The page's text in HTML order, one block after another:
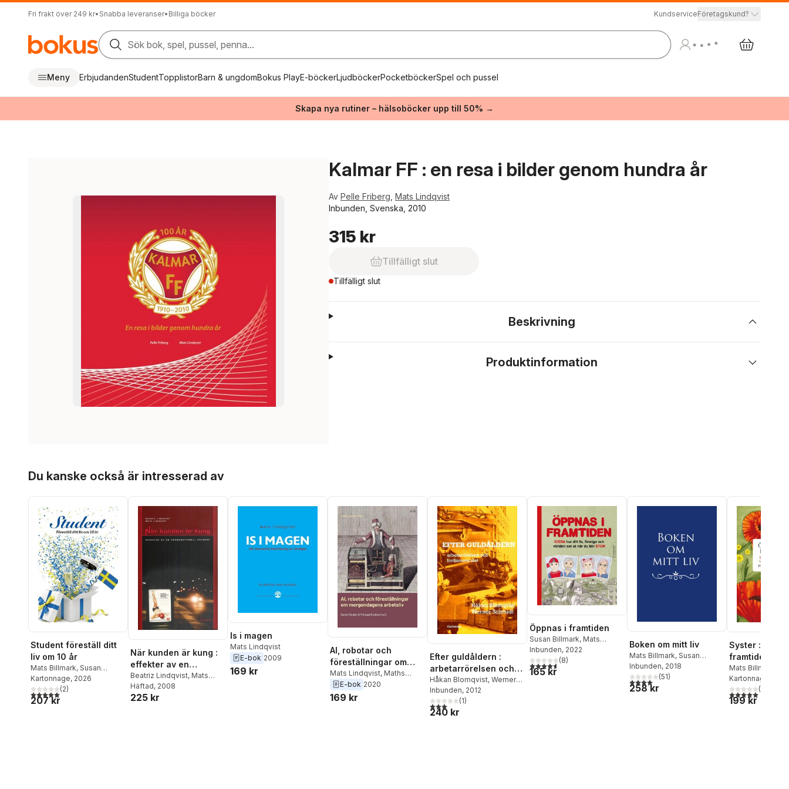
Fri frakt över 249 kr• Snabba leveranser• Billiga böcker KundserviceFöretagskund?
Sök bok, spel, pussel, penna...
Meny ErbjudandenStudentTopplistorBarn & ungdomBokus PlayE-böckerLjudböckerPocketböckerSpel och pussel
Skapa nya rutiner – hälsoböcker upp till 50% →
Kalmar FF : en resa i bilder genom hundra år
Av Pelle Friberg Mats Lindqvist
Inbunden, Svenska, 2010
315 kr
Tillfälligt slut
Tillfälligt slut
Beskrivning
Produktinformation
Du kanske också är intresserad av
Student föreställ ditt
liv om 10 år
Mats Billmark, Susan
Billmark
Kartonnage, 2026
5,0utav 5 stjärnor. Totalt antal röster:
(2)
207 kr
När kunden är kung :
effekter av en
transnationell
ekonomi
Beatriz Lindqvist, Mats
Lindqvist
Häftad, 2008
225 kr
Is i magen
Mats Lindqvist
E-bok 2009
169 kr
AI, robotar och
föreställningar om
morgondagens
arbetsliv
Mats Lindqvist, Maths
Isacson, Karin Hansson
Anna Dahlgren
E-bok 2020
169 kr
Efter guldåldern :
arbetarrörelsen och
fordismens slut
Håkan Blomqvist, Werner
Schmidt,Lars Ekdahl
Lindqvist,Samuel Edquist
Kjell Östberg
Inbunden, 2012
3,0utav 5 stjärnor. Totalt antal röster:
(1)
240 kr
Öppnas i framtiden
Susan Billmark, Mats
Billmark
Inbunden, 2022
4,6utav 5 stjärnor. Totalt antal röster:
(8)
165 kr
Boken om mitt liv
Mats Billmark, Susan
Billmark
Inbunden, 2018
4,0utav 5 stjärnor. Totalt antal röster:
(51)
258 kr
Syster :
framtiden
Mats Billmark
Billmark
Kartonnage
5,0utav 5(
199 kr